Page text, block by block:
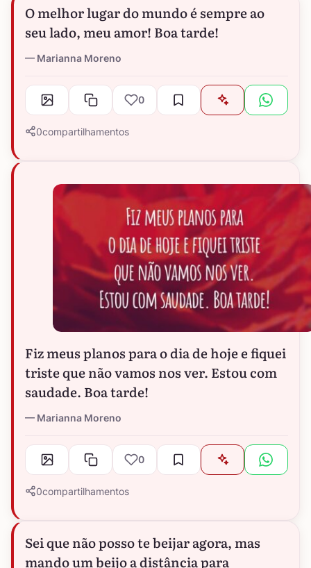
O melhor lugar do mundo é sempre ao
seu lado, meu amor! Boa tarde!
Marianna Moreno
0
0compartilhamentos
Fiz meus planos para o dia de hoje e fiquei
triste que não vamos nos ver. Estou com
saudade. Boa tarde!
Marianna Moreno
0
0compartilhamentos
Sei que não posso te beijar agora, mas
mando um beijo a distância para